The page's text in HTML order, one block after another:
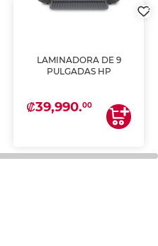
LAMINADORA DE 9
PULGADAS HP
₡39,990.00